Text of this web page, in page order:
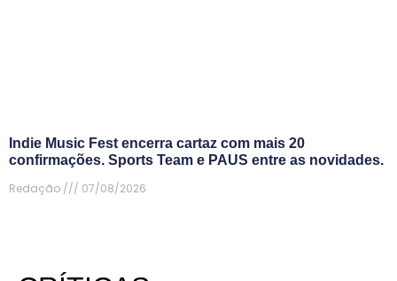
Indie Music Fest encerra cartaz com mais 20
confirmações. Sports Team e PAUS entre as novidades.
Redação
07/08/2026